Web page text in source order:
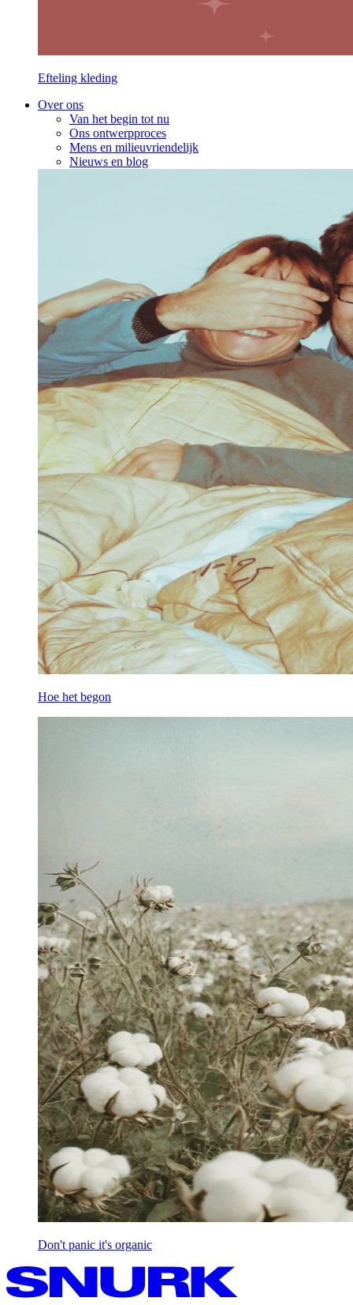
Efteling kleding
Over ons
Van het begin tot nu
Ons ontwerpproces
Mens en milieuvriendelijk
Nieuws en blog
Hoe het begon
Don't panic it's organic
SNURK